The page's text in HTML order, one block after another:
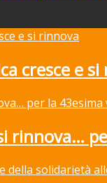
cresce e
rinnova…